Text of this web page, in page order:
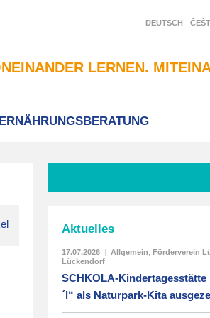
DEUTSCH
LERNEN.
ERNÄHRUNGSBERATUNG
Aktuelles
17.07.2026 | Allgemein Förderverein
Lückendorf
SCHKOLA-Kindertagesstätte
´l“ als Naturpark-Kita